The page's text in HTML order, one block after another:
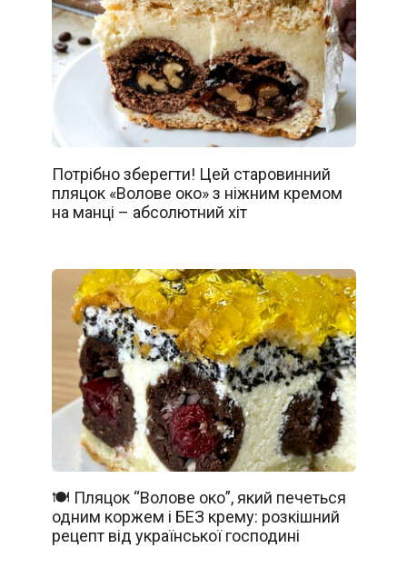
Потрібно зберегти! Цей старовинний
пляцок «Волове око» з ніжним кремом
на манці – абсолютний хіт
🍽️ Пляцок “Волове око”, який печеться
одним коржем і БЕЗ крему: розкішний
рецепт від української господині